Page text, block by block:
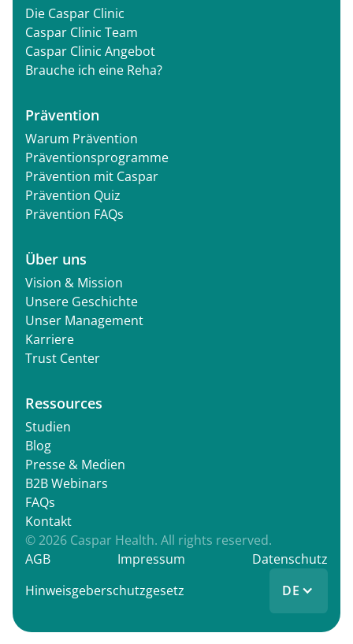
Die Caspar Clinic
Caspar Clinic Team
Caspar Clinic Angebot
Brauche ich eine Reha?
Prävention
Warum Prävention
Präventionsprogramme
Prävention mit Caspar
Prävention Quiz
Prävention FAQs
Über uns
Vision & Mission
Unsere Geschichte
Unser Management
Karriere
Trust Center
Ressources
Studien
Blog
Presse & Medien
B2B Webinars
FAQs
Kontakt
© 2026 Caspar Health. All rights reserved.
AGB
Impressum
Datenschutz
Hinweisgeberschutzgesetz
DE